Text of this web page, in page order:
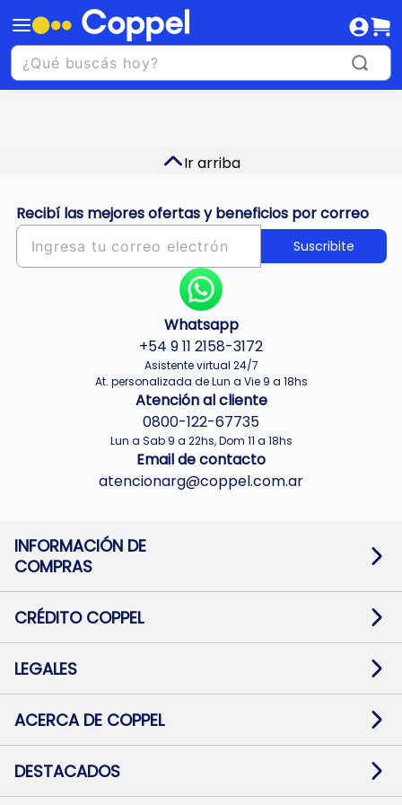
Ir arriba
Recibí las mejores ofertas y beneficios por correo
Suscribite
Whatsapp
+54 9 11 2158-3172
Asistente virtual 24/7
At. personalizada de Lun a Vie 9 a 18hs
Atención al cliente
0800-122-67735
Lun a Sab 9 a 22hs, Dom 11 a 18hs
Email de contacto
atencionarg@coppel.com.ar
INFORMACIÓN DE
COMPRAS
Términos y condiciones
Botón de arrepentimiento
Mapa de sitio
CRÉDITO COPPEL
Solicitar Crédito
Medios de Pago
Pago Fácil Online
LEGALES
Baja contratos
Defensa al consumidor CABA
ACERCA DE COPPEL
Trabajá con Nosotros
Preguntas Frecuentes
DESTACADOS